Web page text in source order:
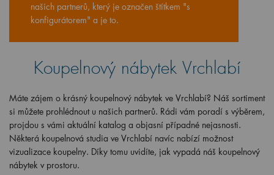
našich partnerů, který je označen štítkem "s
konfigurátorem" a je to.
Koupelnový nábytek Vrchlabí
Máte zájem o krásný koupelnový nábytek ve Vrchlabí? Náš sortiment
si můžete prohlédnout u našich partnerů. Rádi vám poradí s výběrem,
projdou s vámi aktuální katalog a objasní případné nejasnosti.
Některá koupelnová studia ve Vrchlabí navíc nabízí možnost
vizualizace koupelny. Díky tomu uvidíte, jak vypadá náš koupelnový
nábytek v prostoru.